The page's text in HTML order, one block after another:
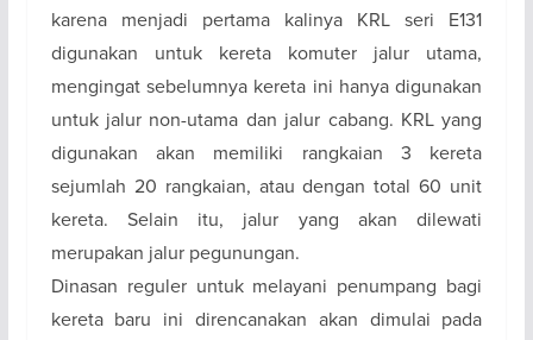
karena menjadi pertama kalinya KRL seri E131
digunakan untuk kereta komuter jalur utama,
mengingat sebelumnya kereta ini hanya digunakan
untuk jalur non-utama dan jalur cabang. KRL yang
digunakan akan memiliki rangkaian 3 kereta
sejumlah 20 rangkaian, atau dengan total 60 unit
kereta. Selain itu, jalur yang akan dilewati
merupakan jalur pegunungan.
Dinasan reguler untuk melayani penumpang bagi
kereta baru ini direncanakan akan dimulai pada